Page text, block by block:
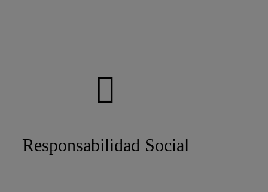
Responsabilidad Social